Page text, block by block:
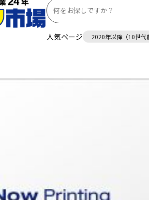
人気ページ 2020年以降（10世代